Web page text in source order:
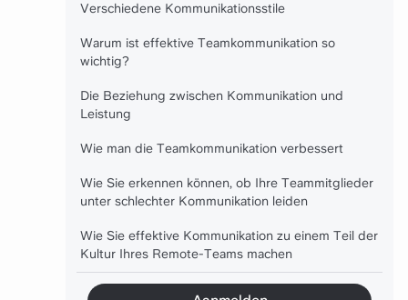
Verschiedene Kommunikationsstile
Warum ist effektive Teamkommunikation so
wichtig?
Die Beziehung zwischen Kommunikation und
Leistung
Wie man die Teamkommunikation verbessert
Wie Sie erkennen können, ob Ihre Teammitglieder
unter schlechter Kommunikation leiden
Wie Sie effektive Kommunikation zu einem Teil der
Kultur Ihres Remote-Teams machen